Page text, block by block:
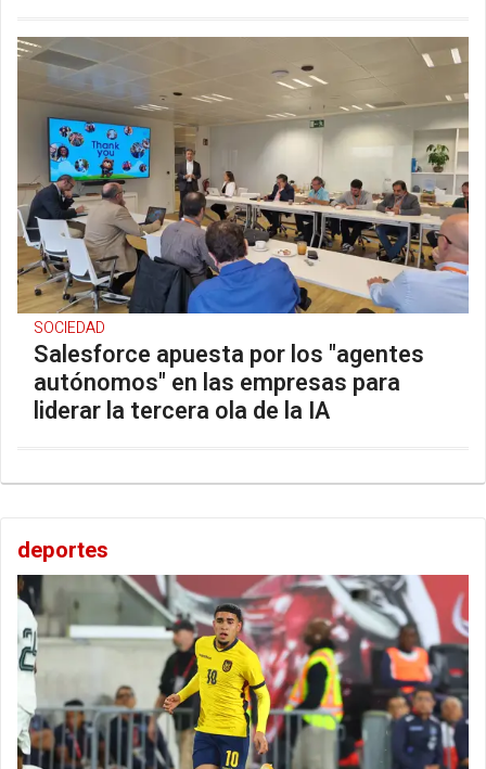
SOCIEDAD
Salesforce apuesta por los "agentes
autónomos" en las empresas para
liderar la tercera ola de la IA
deportes